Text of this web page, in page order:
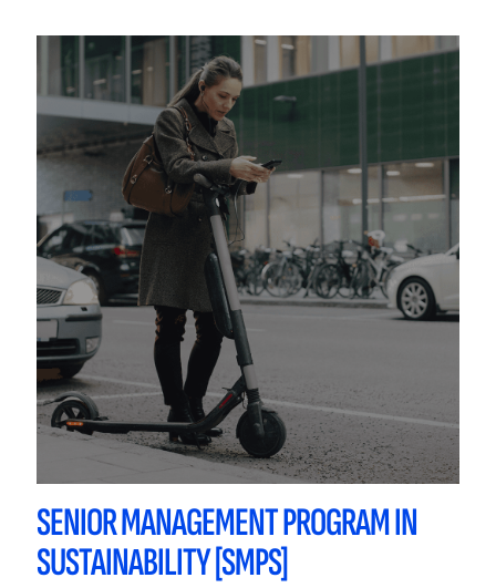
SENIOR MANAGEMENT PROGRAM IN
SUSTAINABILITY [SMPS]